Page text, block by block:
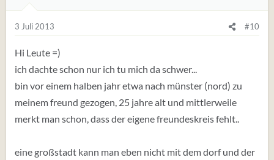
3 Juli 2013 #10
Hi Leute =)
ich dachte schon nur ich tu mich da schwer...
bin vor einem halben jahr etwa nach münster (nord) zu
meinem freund gezogen, 25 jahre alt und mittlerweile
merkt man schon, dass der eigene freundeskreis fehlt..
eine großstadt kann man eben nicht mit dem dorf und der